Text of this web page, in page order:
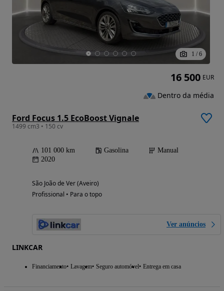
1 / 6
Ford Focus 1.5 EcoBoost Vignale
1499 cm3 • 150 cv
101 000 km Gasolina
Manual
2020
São João de Ver (Aveiro)
Profissional • Para o topo
Ver anúncios
LINKCAR
Financiamento Lavagem Seguro automóvel Entrega em casa
16 500 EUR
Dentro da média